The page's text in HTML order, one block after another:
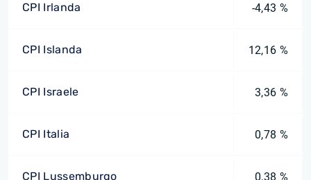
CPI Irlanda -4,43 %
CPI Islanda 12,16 %
CPI Israele 3,36 %
CPI Italia 0,78 %
CPI Lussemburgo 0,38 %